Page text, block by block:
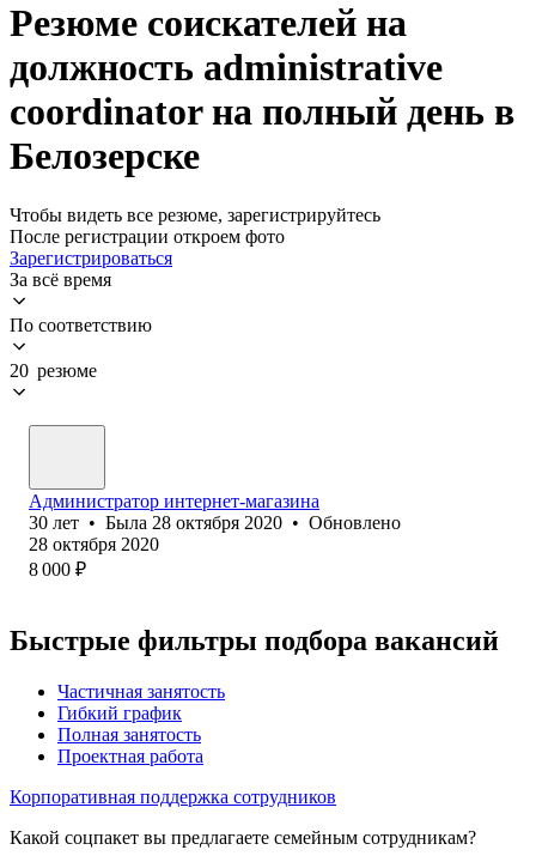
Резюме соискателей на
должность administrative
coordinator на полный день в
Белозерске
Чтобы видеть все резюме, зарегистрируйтесь
После регистрации откроем фото
Зарегистрироваться
За всё время
По соответствию
20 резюме
Администратор интернет-магазина
30 лет • Была 28 октября 2020 • Обновлено
28 октября 2020
8 000 ₽
Быстрые фильтры подбора вакансий
Частичная занятость
Гибкий график
Полная занятость
Проектная работа
Корпоративная поддержка сотрудников
Какой соцпакет вы предлагаете семейным сотрудникам?